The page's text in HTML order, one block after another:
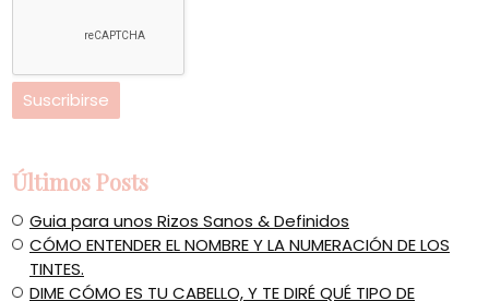
Últimos Posts
Guia para unos Rizos Sanos & Definidos
CÓMO ENTENDER EL NOMBRE Y LA NUMERACIÓN DE LOS
TINTES.
​DIME CÓMO ES TU CABELLO, Y TE DIRÉ QUÉ TIPO DE